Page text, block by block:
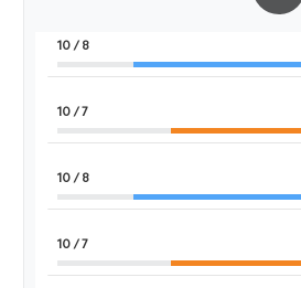
8
/ 10
7
/ 10
8
/ 10
7
/ 10